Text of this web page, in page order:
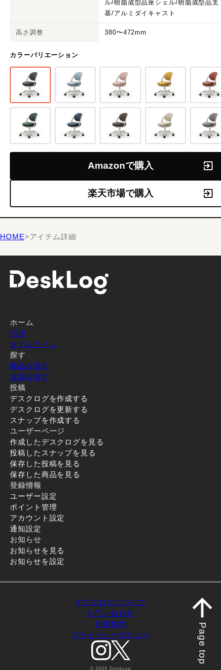
ル/樹脂成型品座シェル/樹脂成型品支
基/アルミダイキャスト
高さ調整 380〜472mm
カラーバリエーション
Amazonで購入
楽天市場で購入
HOME>アイテム詳細
ホーム
TOP
タイムライン
探す
商品を探す
投稿を探す
投稿
デスクログを作成する
デスクログを更新する
スナップを作成する
ユーザーページ
作成したデスクログを見る
投稿したスナップを見る
保存した投稿を見る
保存した商品を見る
登録情報
ユーザー設定
ポイント管理
アカウント設定
通知設定
お知らせ
お知らせを見る
お知らせを設定
デスクログについて
お問い合わせ
利用規約
プライバシーポリシー
© 2026 DeskLog
Page top